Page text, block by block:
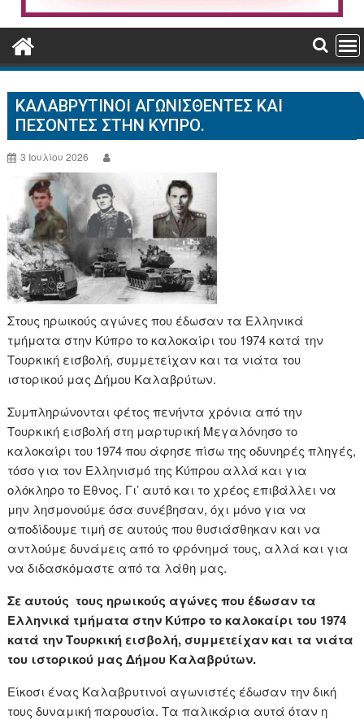
ΚΑΛΑΒΡΥΤΙΝΟΊ ΑΓΩΝΙΣΘΈΝΤΕΣ ΚΑΙ
ΠΕΣΌΝΤΕΣ ΣΤΗΝ ΚΎΠΡΟ.
3 Ιουλίου 2026
Στους ηρωικούς αγώνες που έδωσαν τα Ελληνικά
τμήματα στην Κύπρο το καλοκαίρι του 1974 κατά την
Τουρκική εισβολή, συμμετείχαν και τα νιάτα του
ιστορικού μας Δήμου Καλαβρύτων.
Συμπληρώνονται φέτος πενήντα χρόνια από την
Τουρκική εισβολή στη μαρτυρική Μεγαλόνησο το
καλοκαίρι του 1974 που άφησε πίσω της οδυνηρές πληγές,
τόσο για τον Ελληνισμό της Κύπρου αλλά και για
ολόκληρο το Έθνος. Γι’ αυτό και το χρέος επιβάλλει να
μην λησμονούμε όσα συνέβησαν, όχι μόνο για να
αποδίδουμε τιμή σε αυτούς που θυσιάσθηκαν και να
αντλούμε δυνάμεις από το φρόνημά τους, αλλά και για
να διδασκόμαστε από τα λάθη μας.
Σε αυτούς τους ηρωικούς αγώνες που έδωσαν τα
Ελληνικά τμήματα στην Κύπρο το καλοκαίρι του 1974
κατά την Τουρκική εισβολή, συμμετείχαν και τα νιάτα
του ιστορικού μας Δήμου Καλαβρύτων.
Είκοσι ένας Καλαβρυτινοί αγωνιστές έδωσαν την δική
τους δυναμική παρουσία. Τα παλικάρια αυτά όταν η